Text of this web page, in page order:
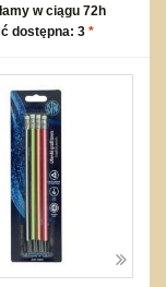
w ciągu 72h
dostępna: 3 *